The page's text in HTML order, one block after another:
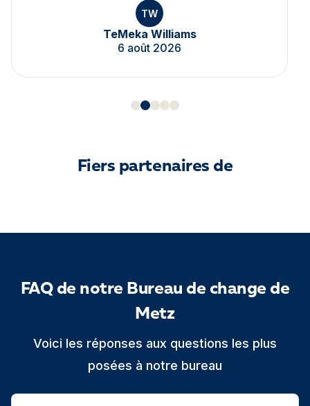
TW
TeMeka Williams
6 août 2026
Fiers partenaires de
FAQ de notre Bureau de change de
Metz
Voici les réponses aux questions les plus
posées à notre bureau